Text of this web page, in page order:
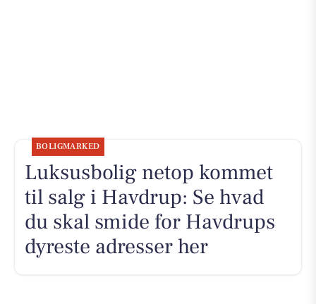
BOLIGMARKED
Luksusbolig netop kommet
til salg i Havdrup: Se hvad
du skal smide for Havdrups
dyreste adresser her